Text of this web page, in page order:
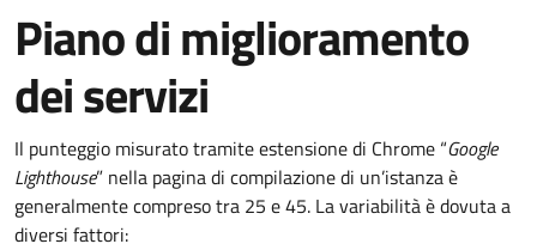
Piano di miglioramento
dei servizi
Il punteggio misurato tramite estensione di Chrome “Google
Lighthouse” nella pagina di compilazione di un’istanza è
generalmente compreso tra 25 e 45. La variabilità è dovuta a
diversi fattori: